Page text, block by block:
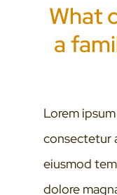
What
a
Lorem
consectetur
eiusmod
dolore